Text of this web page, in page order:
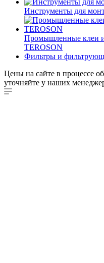
Инструменты для
Промышленные клеи
TEROSON
Фильтры и
Цены на сайте в процессе
уточняйте у наших